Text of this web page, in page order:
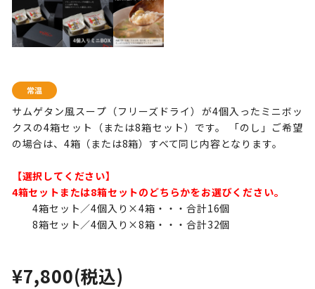
サムゲタン風スープ（フリーズドライ）が4個入ったミニボッ
クスの4箱セット（または8箱セット）です。 「のし」ご希望
の場合は、4箱（または8箱）すべて同じ内容となります。
【選択してください】
4箱セットまたは8箱セットのどちらかをお選びください。
4箱セット／4個入り×4箱・・・合計16個
8箱セット／4個入り×8箱・・・合計32個
¥7,800(税込)